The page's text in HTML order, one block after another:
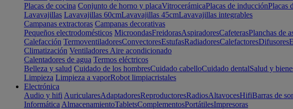
Placas de cocina Conjunto de horno y placaVitrocerámicaPlacas de inducciónPlacas
Lavavajillas Lavavajillas 60cmLavavajillas 45cmLavavajillas integrables
Campanas extractoras Campanas decorativas
Pequeños electrodomésticos MicroondasFreidorasAspiradoresCafeterasPlanchas de
Calefacción TermoventiladoresConvectoresEstufasRadiadoresCalefactoresDifusores
Climatización Ventiladores Aire acondicionado
Calentadores de agua Termos eléctricos
Belleza y salud Cuidado de los hombresCuidado cabelloCuidado dentalSalud y
Limpieza Limpieza a vaporRobot limpiacristales
Electrónica
Audio y hifi AuricularesAdaptadoresReproductoresRadiosAltavocesHifiBarras de
Informática AlmacenamientoTabletsComplementosPortátilesImpresoras